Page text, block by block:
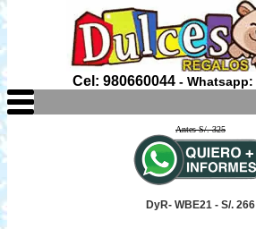
Cel: 980660044- Whatsapp:
Antes S/. 325
DyR- WBE21 - S/. 266